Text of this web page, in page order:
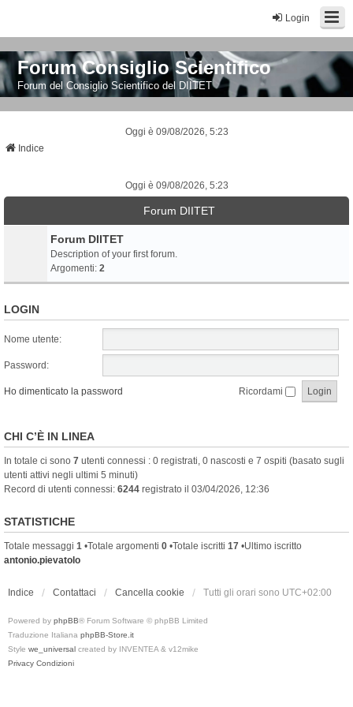
Login
Forum Consiglio Scientifico
Forum del Consiglio Scientifico del DIITET
Oggi è 09/08/2026, 5:23
Indice
Oggi è 09/08/2026, 5:23
Forum DIITET
Forum DIITET
Description of your first forum.
Argomenti: 2
LOGIN
Nome utente:
Password:
Ho dimenticato la password Ricordami
CHI C’È IN LINEA
In totale ci sono 7 utenti connessi : 0 registrati, 0 nascosti e 7 ospiti (basato sugli
utenti attivi negli ultimi 5 minuti)
Record di utenti connessi: 6244 registrato il 03/04/2026, 12:36
STATISTICHE
Totale messaggi 1 •Totale argomenti 0 •Totale iscritti 17 •Ultimo iscritto
antonio.pievatolo
Indice Contattaci Cancella cookie Tutti gli orari sono UTC+02:00
Powered by phpBB® Forum Software © phpBB Limited
Traduzione Italiana phpBB-Store.it
Style we_universal created by INVENTEA & v12mike
Privacy Condizioni